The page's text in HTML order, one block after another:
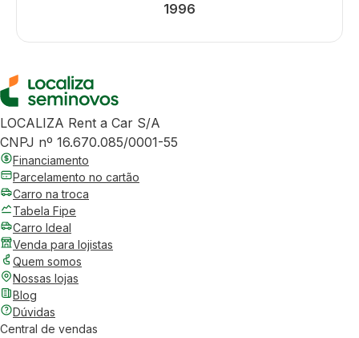
1996
LOCALIZA Rent a Car S/A
CNPJ nº 16.670.085/0001-55
Financiamento
Parcelamento no cartão
Carro na troca
Tabela Fipe
Carro Ideal
Venda para lojistas
Quem somos
Nossas lojas
Blog
Dúvidas
Central de vendas